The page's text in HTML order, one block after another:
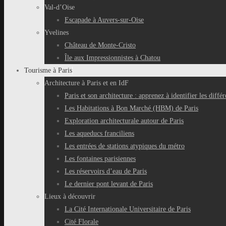
Val-d’Oise
Escapade à Auvers-sur-Oise
Yvelines
Château de Monte-Cristo
Île aux Impressionnistes à Chatou
Tourisme à Paris
Architecture à Paris et en IdF
Paris et son architecture : apprenez à identifier les
Les Habitations à Bon Marché (HBM) de Paris
Exploration architecturale autour de Paris
Les aqueducs franciliens
Les entrées de stations atypiques du métro
Les fontaines parisiennes
Les réservoirs d’eau de Paris
Le dernier pont levant de Paris
Lieux à découvrir
La Cité Internationale Universitaire de Paris
Cité Florale